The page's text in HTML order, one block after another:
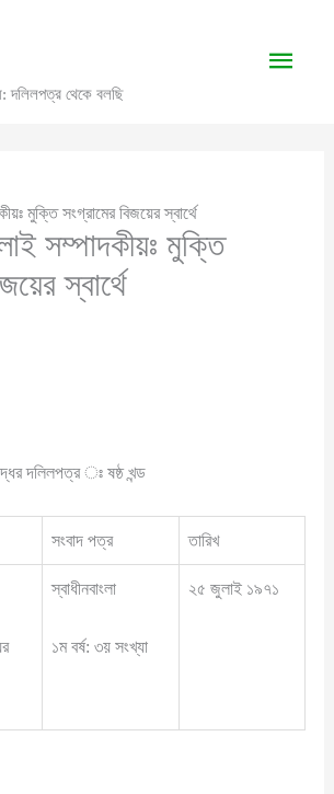
দলিলপত্র থেকে বলছি
Main
মুক্তি সংগ্রামের বিজয়ের স্বার্থে
সম্পাদকীয়ঃ মুক্তি
স্বার্থে
দলিলপত্র ঃ ষষ্ঠ খন্ড
সংবাদ পত্র তারিখ
স্বাধীনবাংলা
১ম বর্ষ: ৩য় সংখ্যা
২৫ জুলাই ১৯৭১